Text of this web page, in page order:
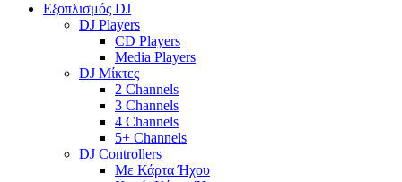
Εξοπλισμός DJ
DJ Players
CD Players
Media Players
DJ Μίκτες
2 Channels
3 Channels
4 Channels
5+ Channels
DJ Controllers
Με Κάρτα Ήχου